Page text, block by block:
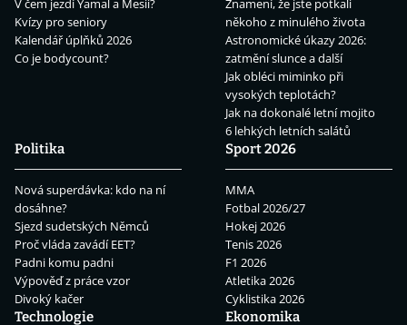
V čem jezdí Yamal a Mesii?
Kvízy pro seniory
Kalendář úplňků 2026
Co je bodycount?
Znamení, že jste potkali
někoho z minulého života
Astronomické úkazy 2026:
zatmění slunce a další
Jak obléci miminko při
vysokých teplotách?
Jak na dokonalé letní mojito
6 lehkých letních salátů
Politika
Nová superdávka: kdo na ní
dosáhne?
Sjezd sudetských Němců
Proč vláda zavádí EET?
Padni komu padni
Výpověď z práce vzor
Divoký kačer
Sport 2026
MMA
Fotbal 2026/27
Hokej 2026
Tenis 2026
F1 2026
Atletika 2026
Cyklistika 2026
Technologie
Ekonomika